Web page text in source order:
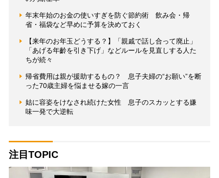
年末年始のお金の使いすぎを防ぐ節約術 飲み会・帰
省・福袋など早めに予算を決めておく
【来年のお年玉どうする？】「親戚で話し合って廃止」
「あげる年齡を引き下げ」などルールを見直しする人た
ちが続々
帰省費用は親が援助するもの？ 息子夫婦の“お願い”を断
った70歳主婦を悩ませる嫁の一言
姑に容姿をけなされ続けた女性 息子のスカッとする嫌
味一発で大逆転
注目TOPIC